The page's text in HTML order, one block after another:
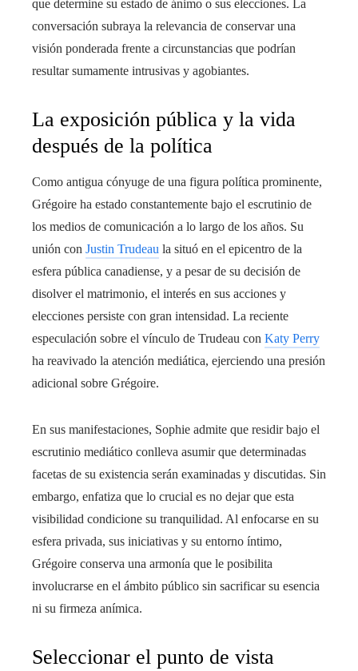
que determine su estado de ánimo o sus elecciones. La
conversación subraya la relevancia de conservar una
visión ponderada frente a circunstancias que podrían
resultar sumamente intrusivas y agobiantes.
La exposición pública y la vida
después de la política
Como antigua cónyuge de una figura política prominente,
Grégoire ha estado constantemente bajo el escrutinio de
los medios de comunicación a lo largo de los años. Su
unión con Justin Trudeau la situó en el epicentro de la
esfera pública canadiense, y a pesar de su decisión de
disolver el matrimonio, el interés en sus acciones y
elecciones persiste con gran intensidad. La reciente
especulación sobre el vínculo de Trudeau con Katy Perry
ha reavivado la atención mediática, ejerciendo una presión
adicional sobre Grégoire.
En sus manifestaciones, Sophie admite que residir bajo el
escrutinio mediático conlleva asumir que determinadas
facetas de su existencia serán examinadas y discutidas. Sin
embargo, enfatiza que lo crucial es no dejar que esta
visibilidad condicione su tranquilidad. Al enfocarse en su
esfera privada, sus iniciativas y su entorno íntimo,
Grégoire conserva una armonía que le posibilita
involucrarse en el ámbito público sin sacrificar su esencia
ni su firmeza anímica.
Seleccionar el punto de vista